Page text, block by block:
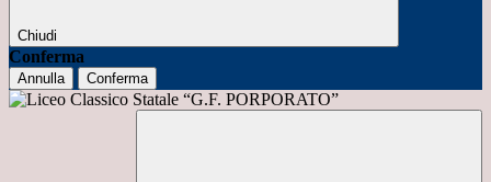
Chiudi
Conferma
Annulla Conferma